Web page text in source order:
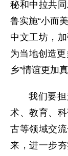
秘和中拉共
鲁实施“小而
中文工坊，
为当地创造
乡”情谊更加
我们要
术、教育、
古等领域交
来，进一步